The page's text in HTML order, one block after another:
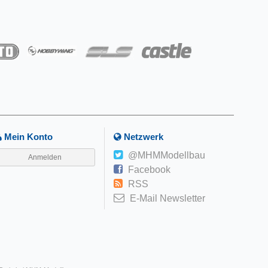
Mein Konto
Anmelden
Netzwerk
@MHMModellbau
Facebook
RSS
E-Mail Newsletter